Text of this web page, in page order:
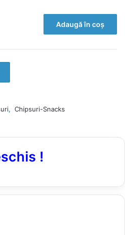
Adaugă în coș
, Chipsuri-Snacks
!